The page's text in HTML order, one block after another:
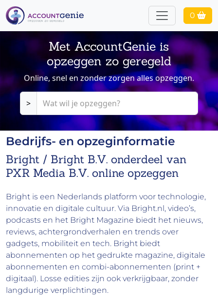
0
Met AccountGenie is
opzeggen zo geregeld
Online, snel en zonder zorgen alles opzeggen.
>
Bedrijfs- en opzeginformatie
Bright / Bright B.V. onderdeel van
PXR Media B.V. online opzeggen
Bright is een Nederlands platform voor technologie,
innovatie en digitale cultuur. Via Bright.nl, video’s,
podcasts en het Bright Magazine biedt het nieuws,
reviews, achtergrondverhalen en trends over
gadgets, mobiliteit en tech. Bright biedt
abonnementen op het gedrukte magazine, digitale
abonnementen en combi-abonnementen (print +
digitaal). Losse edities zijn ook verkrijgbaar, zonder
langdurige verplichtingen.